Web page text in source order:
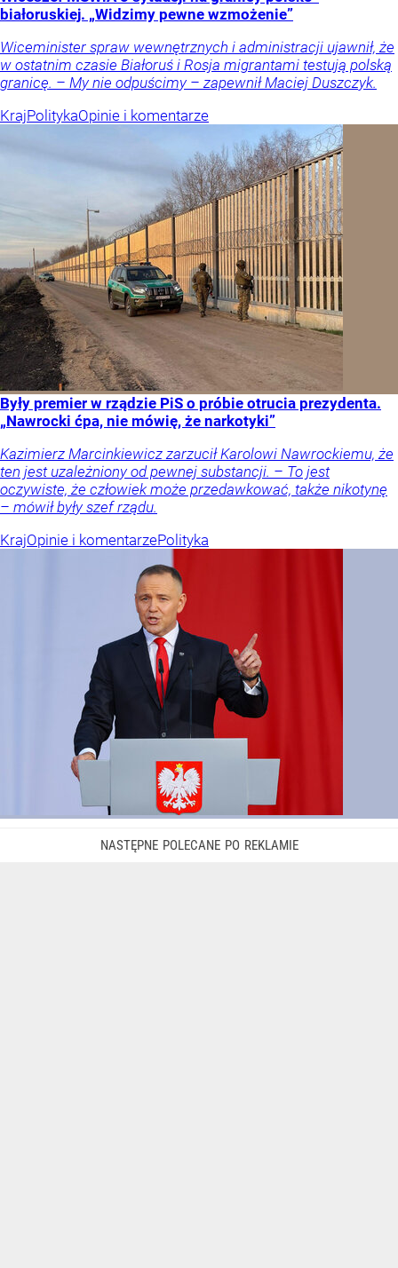
białoruskiej. „Widzimy pewne wzmożenie”
Wiceminister spraw wewnętrznych i administracji ujawnił, że
w ostatnim czasie Białoruś i Rosja migrantami testują polską
granicę. – My nie odpuścimy – zapewnił Maciej Duszczyk.
KrajPolitykaOpinie i komentarze
Były premier w rządzie PiS o próbie otrucia prezydenta.
„Nawrocki ćpa, nie mówię, że narkotyki”
Kazimierz Marcinkiewicz zarzucił Karolowi Nawrockiemu, że
ten jest uzależniony od pewnej substancji. – To jest
oczywiste, że człowiek może przedawkować, także nikotynę
– mówił były szef rządu.
KrajOpinie i komentarzePolityka